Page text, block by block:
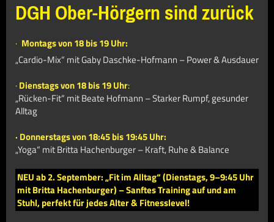
DGH Ober-Hörgern sind zurück
· Montags von 18 bis 19 Uhr:
„Cardio-Mix“ mit Gaby Daschke-Hofmann – Power & Ausdauer
·Dienstags von 18 bis 19 Uhr:
„Rücken-Fit“ mit Beate Hofmann – Starker Rumpf, gesunder
Alltag
· Donnerstags von 18:45 bis 19:45 Uhr:
„Yoga“ mit Britta Hachenburger – Kraft, Ruhe & Balance
NEU ab 2. September: „Fit im Alltag“ (Dienstags, 9–9:45 Uhr
mit Britta Hachenburger) – Sanftes Training auf und am
Stuhl, perfekt für jedes Alter & Fitnesslevel!